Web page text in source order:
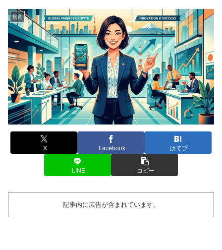
投資
X Facebook はてブ
LINE コピー
記事内に広告が含まれています。